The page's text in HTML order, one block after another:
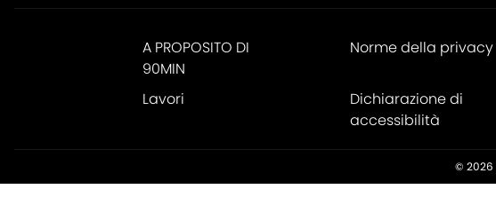
A PROPOSITO DI
90MIN
Norme della privacy
Lavori
Dichiarazione di
accessibilità
© 2026